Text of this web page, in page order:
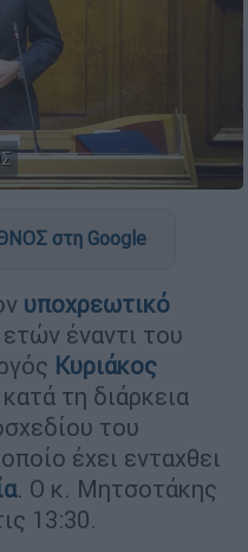
στη Google
υποχρεωτικό
έναντι του
Κυριάκος
τη διάρκεια
του
έχει ενταχθει
. Ο κ. Μητσοτάκης
13:30.